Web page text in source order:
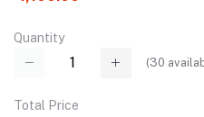
Quantity
(30
Total Price